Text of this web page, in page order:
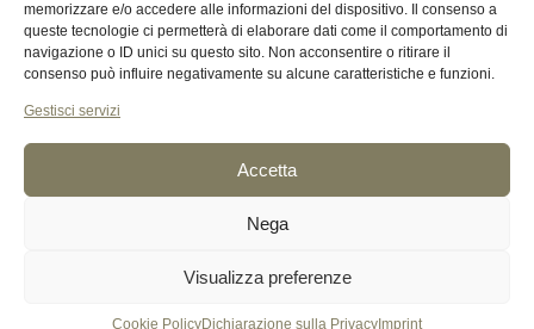
memorizzare e/o accedere alle informazioni del dispositivo. Il consenso a
queste tecnologie ci permetterà di elaborare dati come il comportamento di
navigazione o ID unici su questo sito. Non acconsentire o ritirare il
consenso può influire negativamente su alcune caratteristiche e funzioni.
Gestisci servizi
Accetta
Nega
Visualizza preferenze
Cookie PolicyDichiarazione sulla Privacy Imprint
via S. Margherita, 1
Treviso, 31100, Italia
T.+39 0422 590782
E.info@mzcplus.it